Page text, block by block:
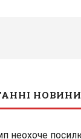
НОВИНИ
неохоче